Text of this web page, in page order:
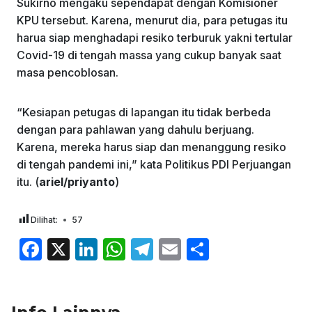
KPU tersebut. Karena, menurut dia, para petugas itu
harua siap menghadapi resiko terburuk yakni tertular
Covid-19 di tengah massa yang cukup banyak saat
masa pencoblosan.
“Kesiapan petugas di lapangan itu tidak berbeda
dengan para pahlawan yang dahulu berjuang.
Karena, mereka harus siap dan menanggung resiko
di tengah pandemi ini,” kata Politikus PDI Perjuangan
itu. (ariel/priyanto)
Dilihat: 57
F
X
Li W T
E